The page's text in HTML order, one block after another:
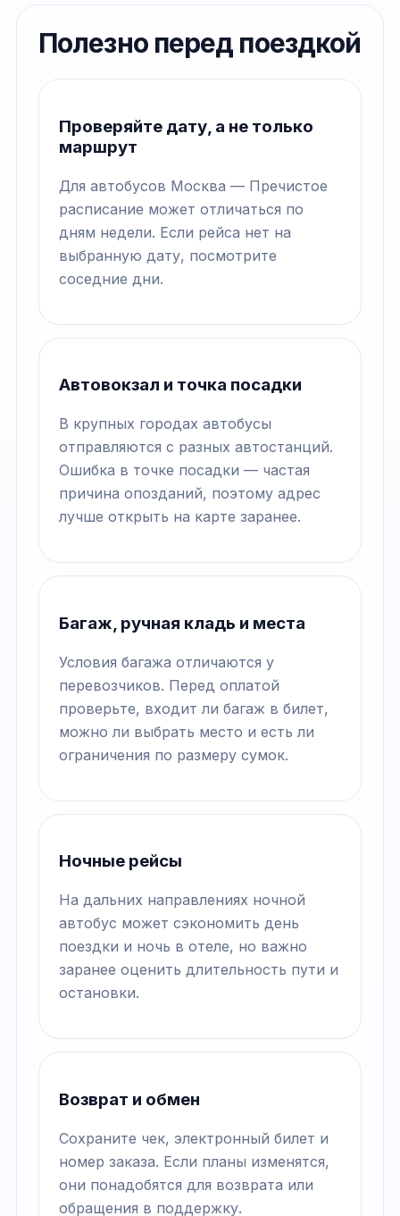
Полезно перед поездкой
Проверяйте дату, а не только
маршрут
Для автобусов Москва — Пречистое
расписание может отличаться по
дням недели. Если рейса нет на
выбранную дату, посмотрите
соседние дни.
Автовокзал и точка посадки
В крупных городах автобусы
отправляются с разных автостанций.
Ошибка в точке посадки — частая
причина опозданий, поэтому адрес
лучше открыть на карте заранее.
Багаж, ручная кладь и места
Условия багажа отличаются у
перевозчиков. Перед оплатой
проверьте, входит ли багаж в билет,
можно ли выбрать место и есть ли
ограничения по размеру сумок.
Ночные рейсы
На дальних направлениях ночной
автобус может сэкономить день
поездки и ночь в отеле, но важно
заранее оценить длительность пути и
остановки.
Возврат и обмен
Сохраните чек, электронный билет и
номер заказа. Если планы изменятся,
они понадобятся для возврата или
обращения в поддержку.